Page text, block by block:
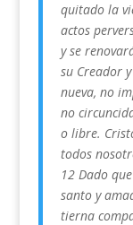
quitado la
actos
y se
su Creador
nueva, no
no
o libre.
todos
12 Dado
santo y
tierna